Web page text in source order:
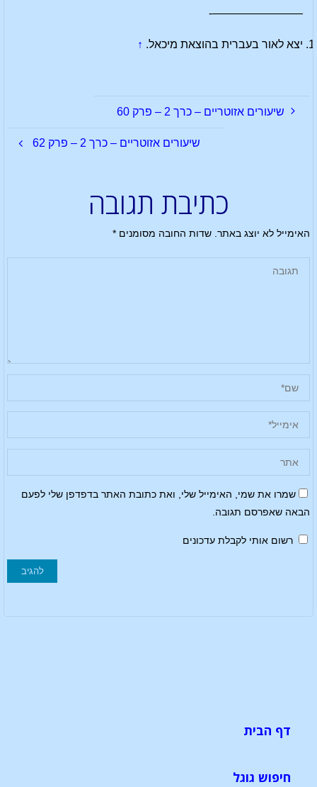
————————-
יצא לאור בעברית בהוצאת מיכאל. ↑
שיעורים אזוטריים – כרך 2 – פרק 60
שיעורים אזוטריים – כרך 2 – פרק 62
כתיבת תגובה
האימייל לא יוצג באתר. שדות החובה מסומנים*
שמרו את שמי, האימייל שלי, ואת כתובת האתר בדפדפן שלי לפעם
הבאה שאפרסם תגובה.
רשום אותי לקבלת עדכונים
דף הבית
חיפוש גוגל